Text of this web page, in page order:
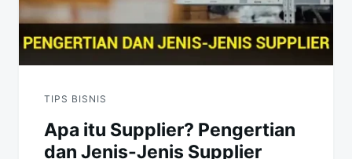
TIPS BISNIS
Apa itu Supplier? Pengertian
dan Jenis-Jenis Supplier